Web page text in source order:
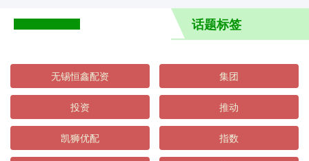
话题标签
无锡恒鑫配资 集团
投资 推动
凯狮优配 指数